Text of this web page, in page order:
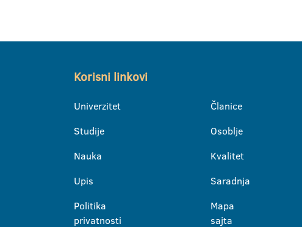
Korisni linkovi
Univerzitet
Studije
Nauka
Upis
Politika
privatnosti
Članice
Osoblje
Kvalitet
Saradnja
Mapa
sajta